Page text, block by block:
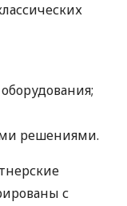
решениями.
с